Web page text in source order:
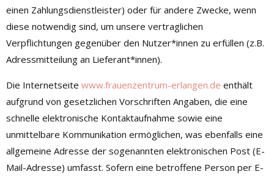
einen Zahlungsdienstleister) oder für andere Zwecke, wenn
diese notwendig sind, um unsere vertraglichen
Verpflichtungen gegenüber den Nutzer*innen zu erfüllen (z.B.
Adressmitteilung an Lieferant*innen).
Die Internetseite www.frauenzentrum-erlangen.de enthält
aufgrund von gesetzlichen Vorschriften Angaben, die eine
schnelle elektronische Kontaktaufnahme sowie eine
unmittelbare Kommunikation ermöglichen, was ebenfalls eine
allgemeine Adresse der sogenannten elektronischen Post (E-
Mail-Adresse) umfasst. Sofern eine betroffene Person per E-